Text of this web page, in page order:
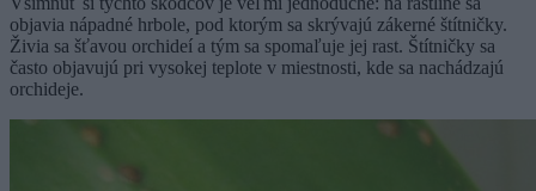
objavia nápadné hrbole, pod ktorým sa skrývajú zákerné štítničky.
Živia sa šťavou orchideí a tým sa spomaľuje jej rast. Štítničky sa
často objavujú pri vysokej teplote v miestnosti, kde sa nachádzajú
orchideje.